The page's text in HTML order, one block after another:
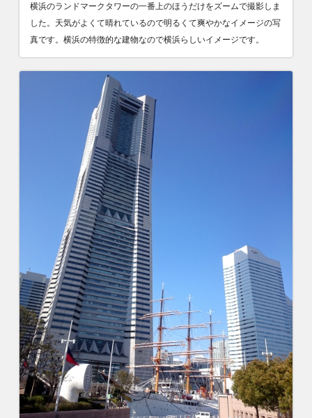
横浜のランドマークタワーの一番上のほうだけをズームで撮影しま
した。天気がよくて晴れているので明るくて爽やかなイメージの写
真です。横浜の特徴的な建物なので横浜らしいイメージです。